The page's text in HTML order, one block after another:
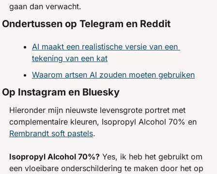
gaan dan verwacht.
Ondertussen op Telegram en Reddit
AI maakt een realistische versie van een
tekening van een kat
Waarom artsen AI zouden moeten gebruiken
Op Instagram en Bluesky
Hieronder mijn nieuwste levensgrote portret met
Rembrandt soft pastels.
Isopropyl Alcohol 70%? Yes, ik heb het gebruikt om
een vloeibare onderschildering te maken door het op